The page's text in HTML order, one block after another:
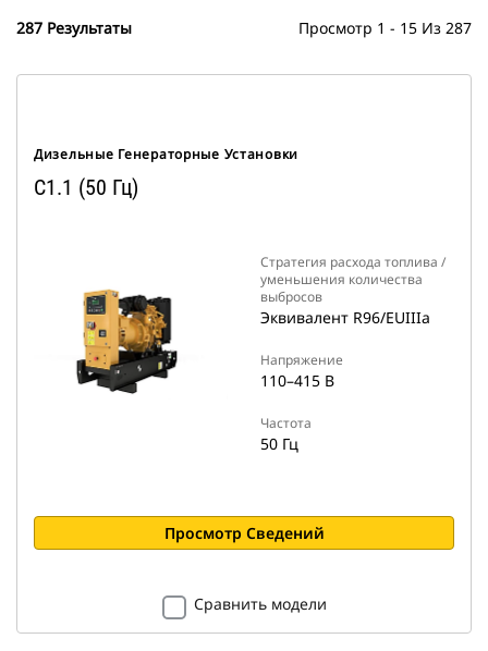
287 Результаты Просмотр 1 - 15 Из 287
Дизельные Генераторные Установки
C1.1 (50 Гц)
Стратегия расхода топлива /
уменьшения количества
выбросов
Эквивалент R96/EUIIIa
Напряжение
110–415 В
Частота
50 Гц
Просмотр Сведений
Сравнить модели